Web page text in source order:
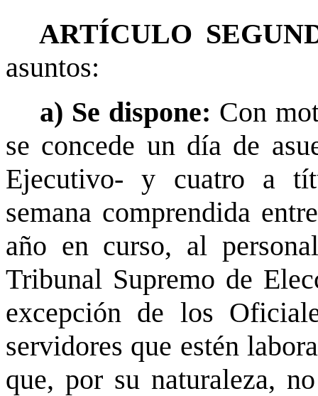
ARTÍCULO
asuntos:
a) Se dispone: Con
se concede un día de
Ejecutivo- y cuatro a
semana comprendida
año en curso, al
Tribunal Supremo de
excepción de los
servidores que estén
que, por su naturaleza,